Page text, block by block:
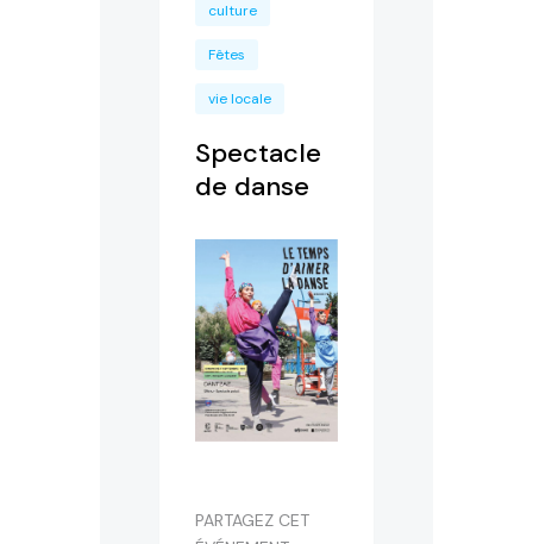
culture
Fêtes
vie locale
Spectacle
de danse
PARTAGEZ CET